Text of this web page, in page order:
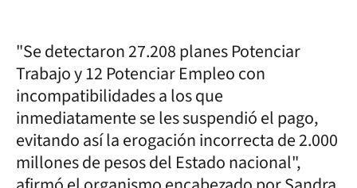
"Se detectaron 27.208 planes Potenciar
Trabajo y 12 Potenciar Empleo con
incompatibilidades a los que
inmediatamente se les suspendió el pago,
evitando así la erogación incorrecta de 2.000
millones de pesos del Estado nacional",